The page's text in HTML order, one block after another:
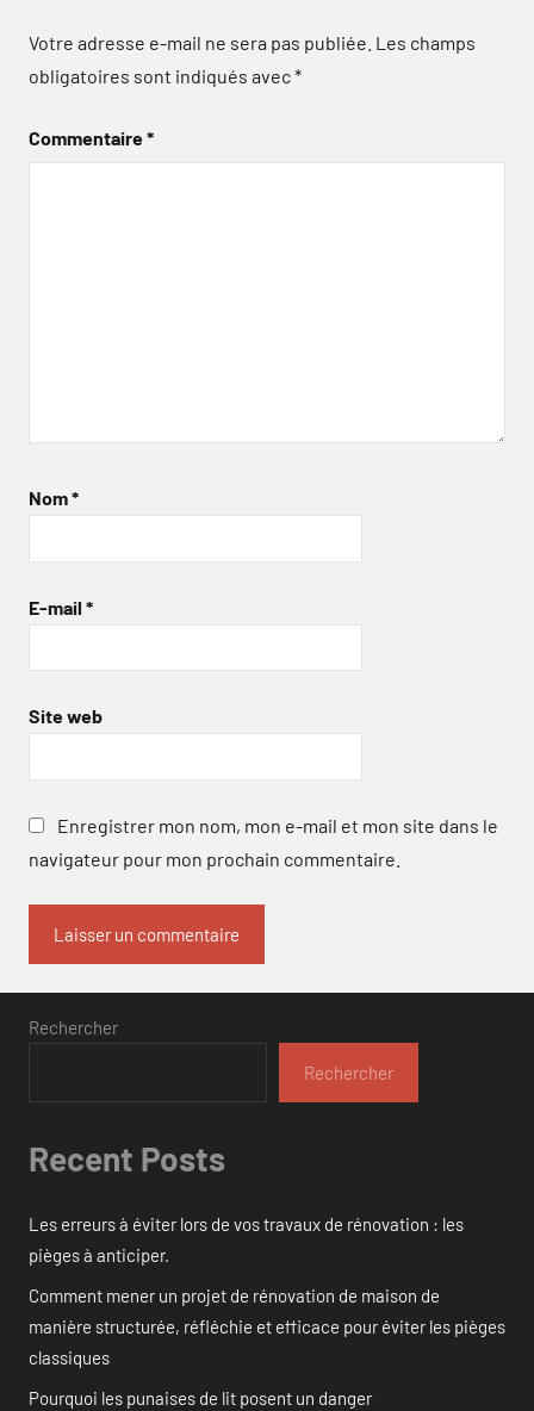
Votre adresse e-mail ne sera pas publiée. Les champs
obligatoires sont indiqués avec*
Commentaire*
Nom*
E-mail *
Site web
Enregistrer mon nom, mon e-mail et mon site dans le
navigateur pour mon prochain commentaire.
Rechercher
Rechercher
Recent Posts
Les erreurs à éviter lors de vos travaux de rénovation : les
pièges à anticiper.
Comment mener un projet de rénovation de maison de
manière structurée, réfléchie et efficace pour éviter les pièges
classiques
Pourquoi les punaises de lit posent un danger